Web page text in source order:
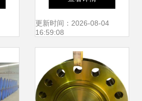
更新时间：2026-08-04
16:59:08